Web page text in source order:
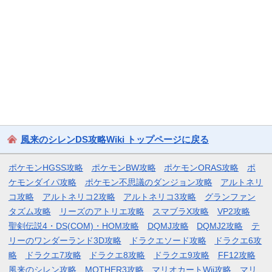
風来のシレンDS攻略Wiki トップページに戻る
ポケモンHGSS攻略 ポケモンBW攻略 ポケモンORAS攻略
ポ
ケモンダイパ攻略
ポケモン不思議のダンジョン攻略
アルトネリ
コ攻略
アルトネリコ2攻略 アルトネリコ3攻略
グランファン
タズム攻略
リーズのアトリエ攻略 スマブラX攻略
VP2攻略
聖剣伝説4・DS(COM)・HOM攻略
DQMJ攻略 DQMJ2攻略
テ
リーのワンダーランド3D攻略
ドラクエソード攻略
ドラクエ6攻
略
ドラクエ7攻略 ドラクエ8攻略 ドラクエ9攻略
FF12攻略
風来のシレン攻略
MOTHER3攻略 マリオカートWii攻略 マリ